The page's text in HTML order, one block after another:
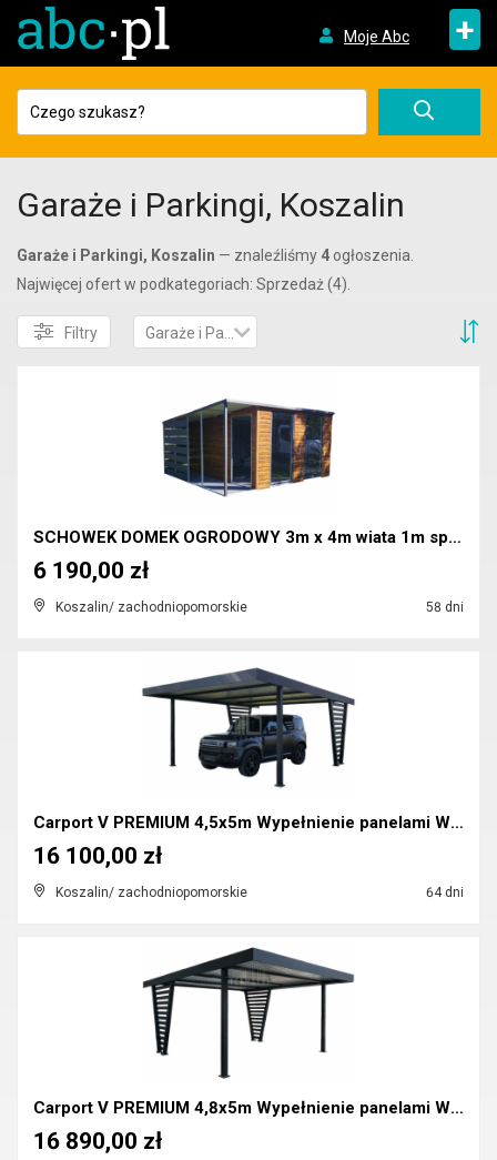
Moje Abc +
Garaże i Parkingi, Koszalin
Garaże i Parkingi, Koszalin — znaleźliśmy 4 ogłoszenia.
Najwięcej ofert w podkategoriach: Sprzedaż (4).
Filtry Garaże i Parkingi
SCHOWEK DOMEK OGRODOWY 3m x 4m wiata 1m spad w tył...
Koszalin/ zachodniopomorskie 58 dni
6 190,00 zł
Carport V PREMIUM 4,5x5m Wypełnienie panelami Wiat...
Koszalin/ zachodniopomorskie 64 dni
16 100,00 zł
Carport V PREMIUM 4,8x5m Wypełnienie panelami Wiat...
16 890,00 zł